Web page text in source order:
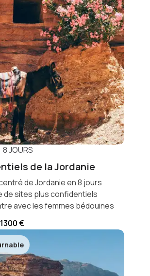
8 JOURS
de la Jordanie
de Jordanie en 8 jours
de sites plus confidentiels
avec les femmes bédouines
€